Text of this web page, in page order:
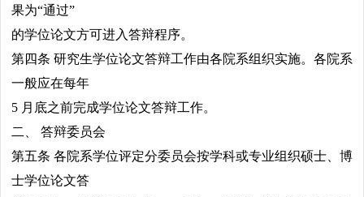
果为“通过”
的学位论文方可进入答辩程序。
第四条 研究生学位论文答辩工作由各院系组织实施。各院系
一般应在每年
5 月底之前完成学位论文答辩工作。
二、 答辩委员会
第五条 各院系学位评定分委员会按学科或专业组织硕士、博
士学位论文答